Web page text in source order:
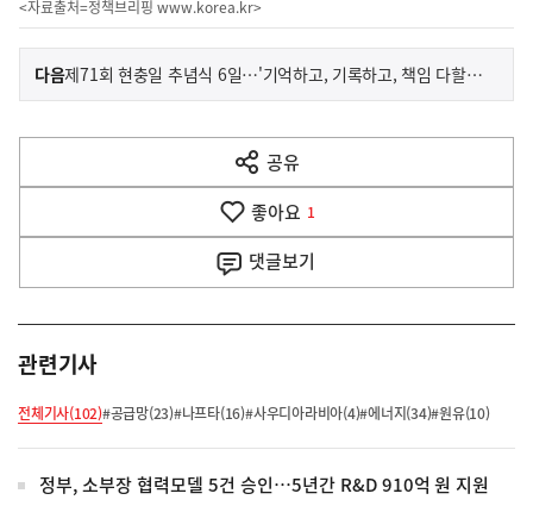
<자료출처=정책브리핑 www.korea.kr>
이
전
다
음
다음기
사
제71회 현충일 추념식 6일…'기억하고, 기록하고, 책임 다할 것'
공유
열
기
좋아요 1
댓글보기
관련기사
전체기사(102)#공급망(23)#나프타(16)#사우디아라비아(4)#에너지(34)#원유(10)
정부, 소부장 협력모델 5건 승인…5년간 R&D 910억 원 지원